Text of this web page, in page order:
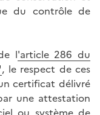
du contrôle de
l'article 286 du
, le respect de ces
certificat délivré
une attestation